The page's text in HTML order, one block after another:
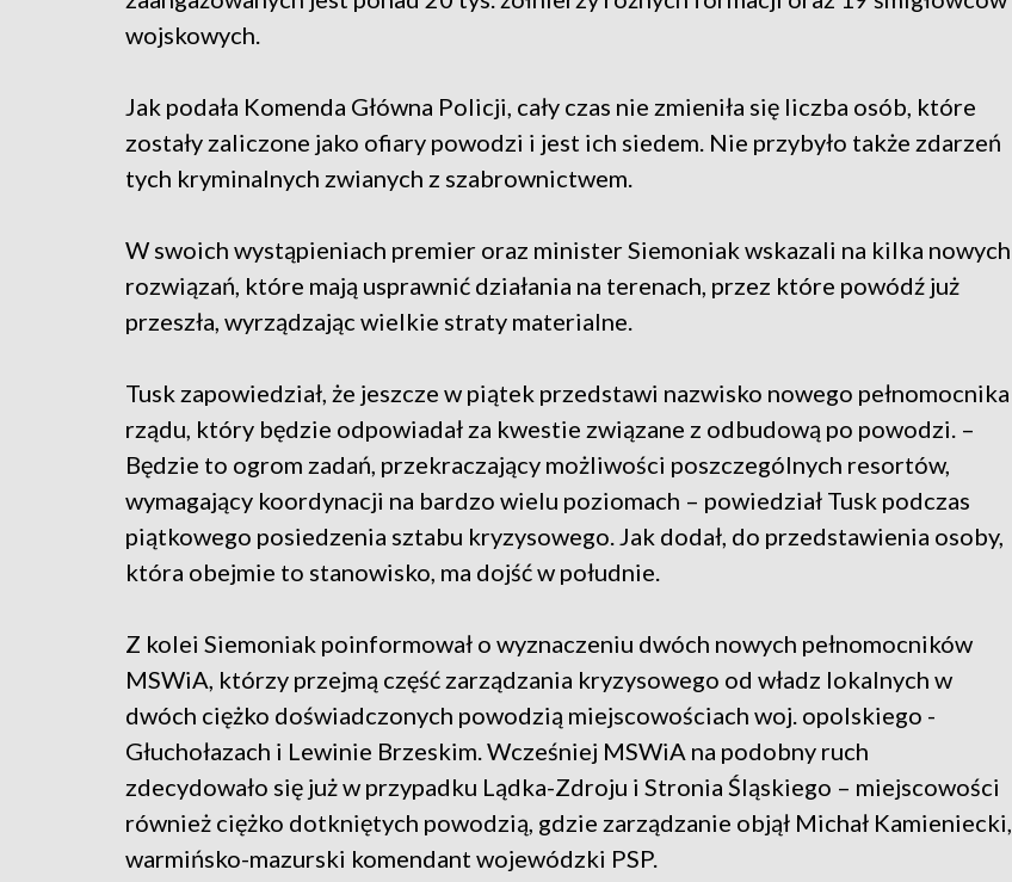
wojskowych.
Jak podała Komenda Główna Policji, cały czas nie zmieniła się liczba osób, które
zostały zaliczone jako ofiary powodzi i jest ich siedem. Nie przybyło także zdarzeń
tych kryminalnych zwianych z szabrownictwem.
W swoich wystąpieniach premier oraz minister Siemoniak wskazali na kilka nowych
rozwiązań, które mają usprawnić działania na terenach, przez które powódź już
przeszła, wyrządzając wielkie straty materialne.
Tusk zapowiedział, że jeszcze w piątek przedstawi nazwisko nowego pełnomocnika
rządu, który będzie odpowiadał za kwestie związane z odbudową po powodzi. –
Będzie to ogrom zadań, przekraczający możliwości poszczególnych resortów,
wymagający koordynacji na bardzo wielu poziomach – powiedział Tusk podczas
piątkowego posiedzenia sztabu kryzysowego. Jak dodał, do przedstawienia osoby,
która obejmie to stanowisko, ma dojść w południe.
Z kolei Siemoniak poinformował o wyznaczeniu dwóch nowych pełnomocników
MSWiA, którzy przejmą część zarządzania kryzysowego od władz lokalnych w
dwóch ciężko doświadczonych powodzią miejscowościach woj. opolskiego -
Głuchołazach i Lewinie Brzeskim. Wcześniej MSWiA na podobny ruch
zdecydowało się już w przypadku Lądka-Zdroju i Stronia Śląskiego – miejscowości
również ciężko dotkniętych powodzią, gdzie zarządzanie objął Michał Kamieniecki,
warmińsko-mazurski komendant wojewódzki PSP.